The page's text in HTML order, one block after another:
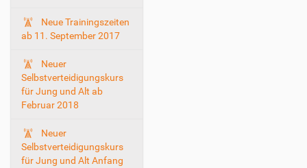
Neue Trainingszeiten
ab 11. September 2017
Neuer
Selbstverteidigungskurs
für Jung und Alt ab
Februar 2018
Neuer
Selbstverteidigungskurs
für Jung und Alt Anfang